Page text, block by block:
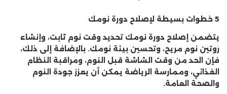
5 خطوات بسيطة لإصلاح دورة نومك
يتضمن إصلاح دورة نومك تحديد وقت نوم ثابت، وإنشاء
روتين نوم مريح، وتحسين بيئة نومك. بالإضافة إلى ذلك،
فإن الحد من وقت الشاشة قبل النوم، ومراقبة النظام
الغذائي، وممارسة الرياضة يمكن أن يعزز جودة النوم
والصحة العامة.